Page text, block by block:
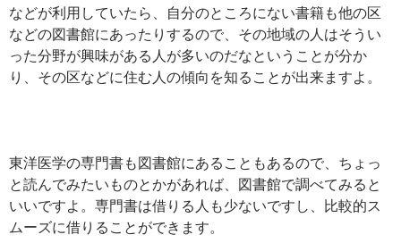
などが利用していたら、自分のところにない書籍も他の区
などの図書館にあったりするので、その地域の人はそうい
った分野が興味がある人が多いのだなということが分か
り、その区などに住む人の傾向を知ることが出来ますよ。
東洋医学の専門書も図書館にあることもあるので、ちょっ
と読んでみたいものとかがあれば、図書館で調べてみると
いいですよ。専門書は借りる人も少ないですし、比較的ス
ムーズに借りることができます。